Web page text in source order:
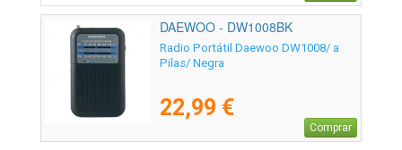
DAEWOO - DW1008BK
Radio Portátil Daewoo DW1008/ a
Pilas/ Negra
22,99 €
Comprar